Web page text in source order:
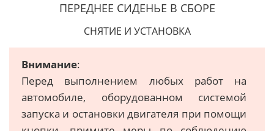
ПЕРЕДНЕЕ СИДЕНЬЕ В СБОРЕ
СНЯТИЕ И УСТАНОВКА
Внимание:
Перед выполнением любых работ на
автомобиле, оборудованном системой
запуска и остановки двигателя при помощи